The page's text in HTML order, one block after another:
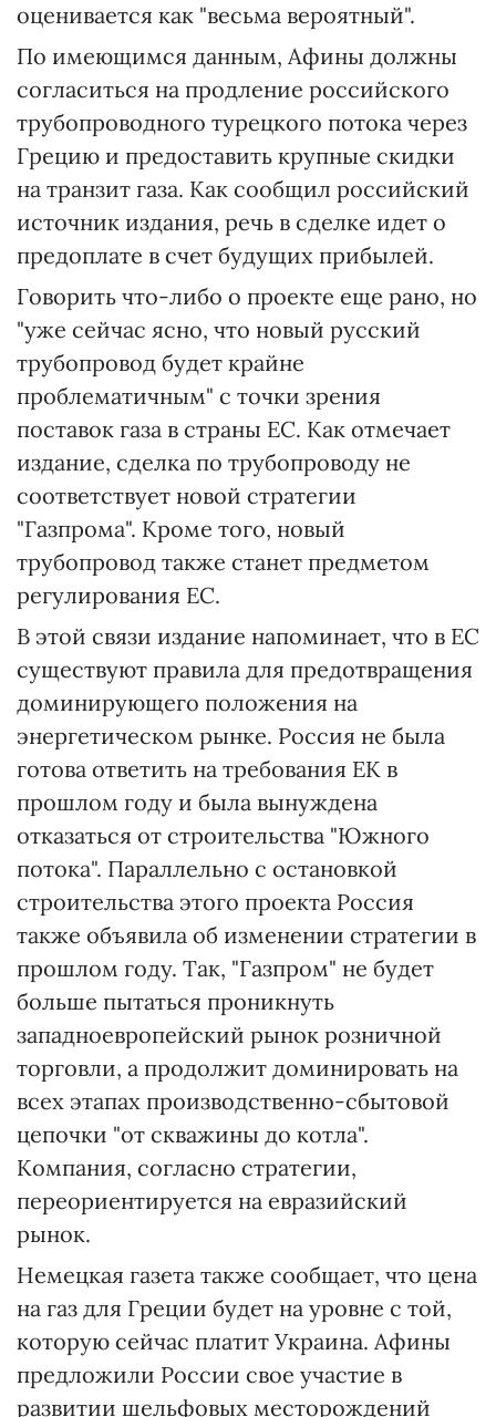
оценивается как "весьма вероятный".
По имеющимся данным, Афины должны
согласиться на продление российского
трубопроводного турецкого потока через
Грецию и предоставить крупные скидки
на транзит газа. Как сообщил российский
источник издания, речь в сделке идет о
предоплате в счет будущих прибылей.
Говорить что-либо о проекте еще рано, но
"уже сейчас ясно, что новый русский
трубопровод будет крайне
проблематичным" с точки зрения
поставок газа в страны ЕС. Как отмечает
издание, сделка по трубопроводу не
соответствует новой стратегии
"Газпрома". Кроме того, новый
трубопровод также станет предметом
регулирования ЕС.
В этой связи издание напоминает, что в ЕС
существуют правила для предотвращения
доминирующего положения на
энергетическом рынке. Россия не была
готова ответить на требования ЕК в
прошлом году и была вынуждена
отказаться от строительства "Южного
потока". Параллельно с остановкой
строительства этого проекта Россия
также объявила об изменении стратегии в
прошлом году. Так, "Газпром" не будет
больше пытаться проникнуть
западноевропейский рынок розничной
торговли, а продолжит доминировать на
всех этапах производственно-сбытовой
цепочки "от скважины до котла".
Компания, согласно стратегии,
переориентируется на евразийский
рынок.
Немецкая газета также сообщает, что цена
на газ для Греции будет на уровне с той,
которую сейчас платит Украина. Афины
предложили России свое участие в
развитии шельфовых месторождений